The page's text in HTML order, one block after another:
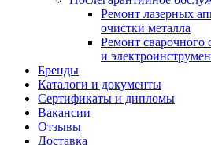
Ремонт лазерных
очистки металла
Ремонт сварочного
и
Бренды
Каталоги и документы
Сертификаты и дипломы
Вакансии
Отзывы
Доставка